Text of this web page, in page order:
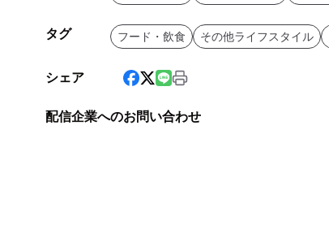
タグ フード・飲食 その他ライフスタイル
シェア
配信企業へのお問い合わせ